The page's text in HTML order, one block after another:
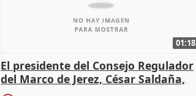
01:18
El presidente del Consejo Regulador
del Marco de Jerez, César Saldaña,
sobre exportaciones